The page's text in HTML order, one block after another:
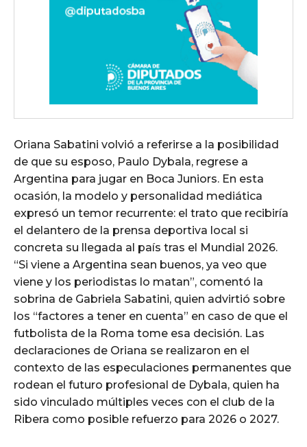
Oriana Sabatini volvió a referirse a la posibilidad
de que su esposo, Paulo Dybala, regrese a
Argentina para jugar en Boca Juniors. En esta
ocasión, la modelo y personalidad mediática
expresó un temor recurrente: el trato que recibiría
el delantero de la prensa deportiva local si
concreta su llegada al país tras el Mundial 2026.
“Si viene a Argentina sean buenos, ya veo que
viene y los periodistas lo matan”, comentó la
sobrina de Gabriela Sabatini, quien advirtió sobre
los “factores a tener en cuenta” en caso de que el
futbolista de la Roma tome esa decisión. Las
declaraciones de Oriana se realizaron en el
contexto de las especulaciones permanentes que
rodean el futuro profesional de Dybala, quien ha
sido vinculado múltiples veces con el club de la
Ribera como posible refuerzo para 2026 o 2027.